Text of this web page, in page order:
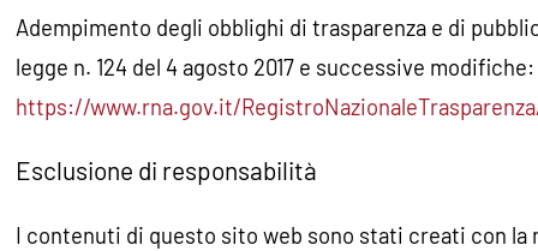
Adempimento degli obblighi di trasparenza e di
legge n. 124 del 4 agosto 2017 e successive modifiche:
https://www.rna.gov.it/
Esclusione di responsabilità
I contenuti di questo sito web sono stati creati con la